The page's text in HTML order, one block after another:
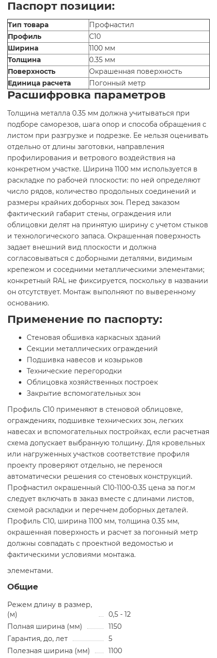
Паспорт позиции:
Тип товара
Профнастил
Профиль
С10
Ширина
1100 мм
Толщина
0.35 мм
Поверхность
Окрашенная поверхность
Единица расчета
Погонный метр
Расшифровка параметров
Толщина металла 0.35 мм должна учитываться при
подборе саморезов, шага опор и способа обращения с
листом при разгрузке и подрезке. Ее нельзя оценивать
отдельно от длины заготовки, направления
профилирования и ветрового воздействия на
конкретном участке. Ширина 1100 мм используется в
раскладке по рабочей плоскости: по ней определяют
число рядов, количество продольных соединений и
размеры крайних доборных зон. Перед заказом
фактический габарит стены, ограждения или
облицовки делят на принятую ширину с учетом стыков
и технологического запаса. Окрашенная поверхность
задает внешний вид плоскости и должна
согласовываться с доборными деталями, видимым
крепежом и соседними металлическими элементами;
конкретный RAL не фиксируется, поскольку в названии
он отсутствует. Монтаж выполняют по выверенному
основанию.
Применение по паспорту:
Стеновая обшивка каркасных зданий
Секции металлических ограждений
Подшивка навесов и козырьков
Технические перегородки
Облицовка хозяйственных построек
Закрытие вспомогательных зон
Профиль С10 применяют в стеновой облицовке,
ограждениях, подшивке технических зон, легких
навесах и вспомогательных постройках, если расчетная
схема допускает выбранную толщину. Для кровельных
или нагруженных участков соответствие профиля
проекту проверяют отдельно, не перенося
автоматически решения со стеновых конструкций.
Профнастил окрашенный С10-1100-0.35 цена за пог.м
следует включать в заказ вместе с длинами листов,
схемой раскладки и перечнем доборных деталей.
Профиль С10, ширина 1100 мм, толщина 0.35 мм,
окрашенная поверхность и расчет за погонный метр
должны совпадать с проектной ведомостью и
фактическими условиями монтажа.
элементами.
Общие
Режем длину в размер,
(м)
0,5 - 12
Полная ширина (мм)
1150
Гарантия, до, лет
5
Полезная ширина (мм)
1100